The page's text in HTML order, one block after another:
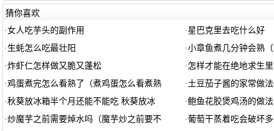
猜你喜欢
·女人吃芋头的副作用 · 星巴克里去吃什么好
· 生蚝怎么吃最壮阳 ·小章鱼煮几分钟会熟
·炸虾仁怎样做又脆又蓬松 · 怎样才能在绝地求生
·鸡蛋煮完怎么看熟了（煮鸡蛋怎么看煮熟 · 土豆茄子酱的家常做
·秋葵放冰箱半个月还能不能吃 秋葵放冰 ·鲍鱼花胶煲鸡汤的做
·炒魔芋之前需要焯水吗（魔芋炒之前要不 ·葡萄干蒸着吃会破坏